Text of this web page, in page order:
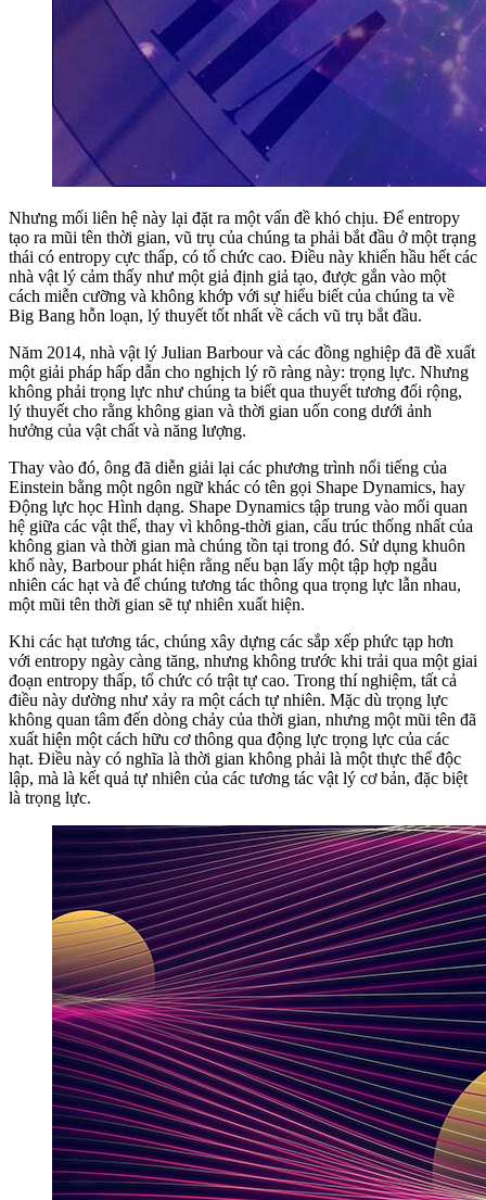
Nhưng mối liên hệ này lại đặt ra một vấn đề khó chịu. Để entropy
tạo ra mũi tên thời gian, vũ trụ của chúng ta phải bắt đầu ở một trạng
thái có entropy cực thấp, có tổ chức cao. Điều này khiến hầu hết các
nhà vật lý cảm thấy như một giả định giả tạo, được gắn vào một
cách miễn cưỡng và không khớp với sự hiểu biết của chúng ta về
Big Bang hỗn loạn, lý thuyết tốt nhất về cách vũ trụ bắt đầu.
Năm 2014, nhà vật lý Julian Barbour và các đồng nghiệp đã đề xuất
một giải pháp hấp dẫn cho nghịch lý rõ ràng này: trọng lực. Nhưng
không phải trọng lực như chúng ta biết qua thuyết tương đối rộng,
lý thuyết cho rằng không gian và thời gian uốn cong dưới ảnh
hưởng của vật chất và năng lượng.
Thay vào đó, ông đã diễn giải lại các phương trình nổi tiếng của
Einstein bằng một ngôn ngữ khác có tên gọi Shape Dynamics, hay
Động lực học Hình dạng. Shape Dynamics tập trung vào mối quan
hệ giữa các vật thể, thay vì không-thời gian, cấu trúc thống nhất của
không gian và thời gian mà chúng tồn tại trong đó. Sử dụng khuôn
khổ này, Barbour phát hiện rằng nếu bạn lấy một tập hợp ngẫu
nhiên các hạt và để chúng tương tác thông qua trọng lực lẫn nhau,
một mũi tên thời gian sẽ tự nhiên xuất hiện.
Khi các hạt tương tác, chúng xây dựng các sắp xếp phức tạp hơn
với entropy ngày càng tăng, nhưng không trước khi trải qua một giai
đoạn entropy thấp, tổ chức có trật tự cao. Trong thí nghiệm, tất cả
điều này dường như xảy ra một cách tự nhiên. Mặc dù trọng lực
không quan tâm đến dòng chảy của thời gian, nhưng một mũi tên đã
xuất hiện một cách hữu cơ thông qua động lực trọng lực của các
hạt. Điều này có nghĩa là thời gian không phải là một thực thể độc
lập, mà là kết quả tự nhiên của các tương tác vật lý cơ bản, đặc biệt
là trọng lực.